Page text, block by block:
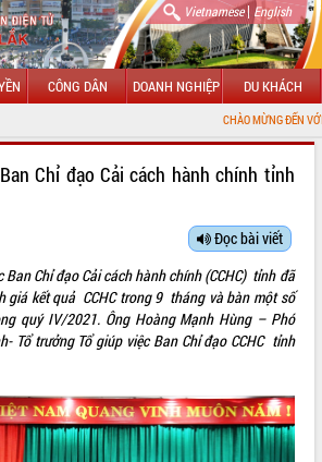
Vietnamese| English
CÔNG DÂN DOANH NGHIỆP DU KHÁCH
CHÀO MỪNG ĐẾN VỚI CỔNG THÔNG
Chỉ đạo Cải cách hành chính tỉnh
Đọc bài viết
Ban Chỉ đạo Cải cách hành chính (CCHC) tỉnh đã
giá kết quả CCHC trong 9 tháng và bàn một số
quý IV/2021. Ông Hoàng Mạnh Hùng – Phó
Tổ trưởng Tổ giúp việc Ban Chỉ đạo CCHC tỉnh